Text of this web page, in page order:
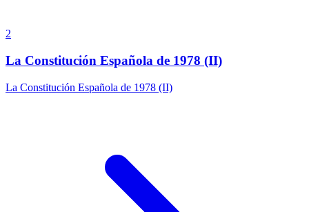
2
La Constitución Española de 1978 (II)
La Constitución Española de 1978 (II)